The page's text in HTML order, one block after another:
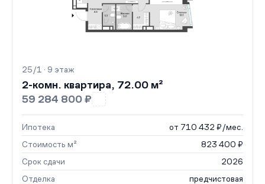
25/1 · 9 этаж
2-комн. квартира, 72.00 м²
59 284 800 ₽
Ипотека
от 710 432 ₽/мес.
Стоимость м²
823 400 ₽
Срок сдачи
2026
Отделка
предчистовая